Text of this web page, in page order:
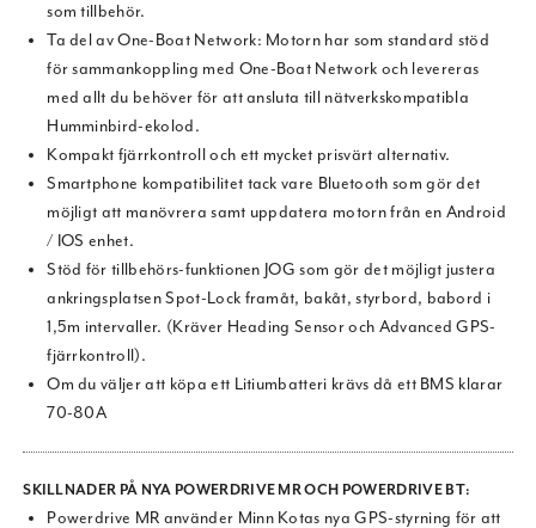
som tillbehör.
Ta del av One-Boat Network: Motorn har som standard stöd
för sammankoppling med One-Boat Network och levereras
med allt du behöver för att ansluta till nätverkskompatibla
Humminbird-ekolod.
Kompakt fjärrkontroll och ett mycket prisvärt alternativ.
Smartphone kompatibilitet tack vare Bluetooth som gör det
möjligt att manövrera samt uppdatera motorn från en Android
/ IOS enhet.
Stöd för tillbehörs-funktionen JOG som gör det möjligt justera
ankringsplatsen Spot-Lock framåt, bakåt, styrbord, babord i
1,5m intervaller. (Kräver Heading Sensor och Advanced GPS-
fjärrkontroll).
Om du väljer att köpa ett Litiumbatteri krävs då ett BMS klarar
70-80A
SKILLNADER PÅ NYA POWERDRIVE MR OCH POWERDRIVE BT:
Powerdrive MR använder Minn Kotas nya GPS-styrning för att